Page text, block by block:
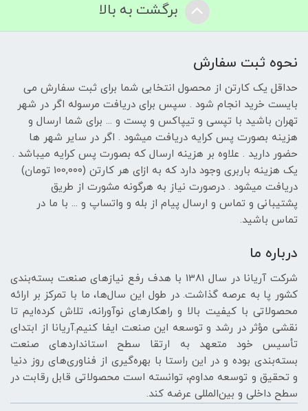
برگشت به بالا
نحوه ثبت سفارش
حداقل یک کارتن از محصول انتخابی شما برای ثبت سفارش می
بایست خرید انجام شود . سپس برای دریافت مرسوله اگر در شهر
تهران باشید با تپسی و تیپاکس و پست و ... برای شما ارسال و
هزینه بصورت پس کرایه دریافت میشود . اگر در سایر شهر ها
حضور دارید . علاوه بر هزینه ارسال که بصورت پس کرایه میباشد .
یک هزینه باربری وجود دارد که به ازای هر کارتن (100,۰۰۰ تومان)
دریافت میشود . درصورت نیاز به هرگونه مشورت از طریق
پشتیبانی و تماس و ارسال پیام از بله و واتساپ و ... با ما در
تماس باشید.
درباره ما
شرکت آریانا در سال 1381 با هدف رفع نیازهای صنعت بسته‌بندی
کشور پا به عرصه گذاشت. در طول این سال‌ها، ما با تمرکز بر ارائه
محصولاتی با کیفیت بالا و راهکارهای نوآورانه، تلاش کرده‌ایم تا
نقشی مؤثر در رشد و توسعه این صنعت ایفا کنیم.آریانا از ابتدای
تأسیس خود متعهد به ارتقا سطح استانداردهای صنعت
بسته‌بندی بوده و در این راستا با بهره‌گیری از فناوری‌های روز دنیا
و تحقیق و توسعه مداوم، توانسته است محصولاتی قابل رقابت در
سطح داخلی و بین‌المللی عرضه کند.